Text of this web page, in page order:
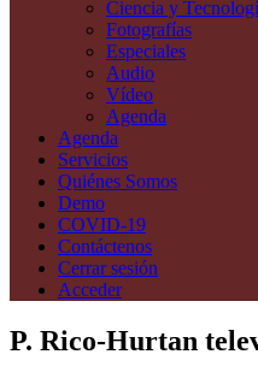
Ciencia y
Fotografías
Especiales
Audio
Vídeo
Agenda
Agenda
Servicios
Quiénes Somos
Demo
COVID-19
Contáctenos
Cerrar sesión
Acceder
P. Rico-Hurtan